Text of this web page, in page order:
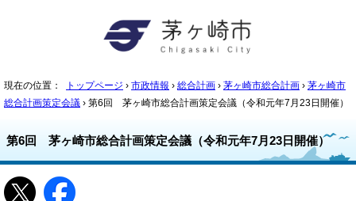
現在の位置： トップページ › 市政情報 › 総合計画 › 茅ヶ崎市総合計画 › 茅ヶ崎市
総合計画策定会議 › 第6回 茅ヶ崎市総合計画策定会議（令和元年7月23日開催）
第6回 茅ヶ崎市総合計画策定会議（令和元年7月23日開催）